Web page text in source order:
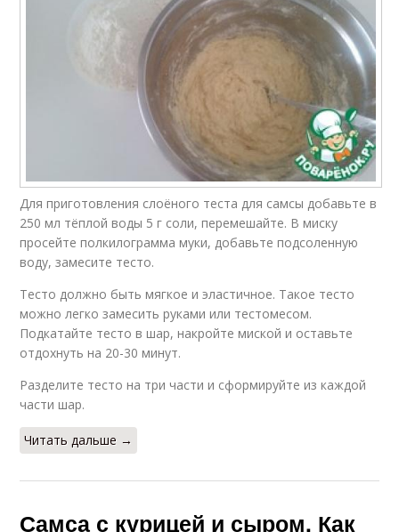
Для приготовления слоёного теста для самсы добавьте в
250 мл тёплой воды 5 г соли, перемешайте. В миску
просейте полкилограмма муки, добавьте подсоленную
воду, замесите тесто.
Тесто должно быть мягкое и эластичное. Такое тесто
можно легко замесить руками или тестомесом.
Подкатайте тесто в шар, накройте миской и оставьте
отдохнуть на 20-30 минут.
Разделите тесто на три части и сформируйте из каждой
части шар.
Читать дальше →
Самса с курицей и сыром. Как